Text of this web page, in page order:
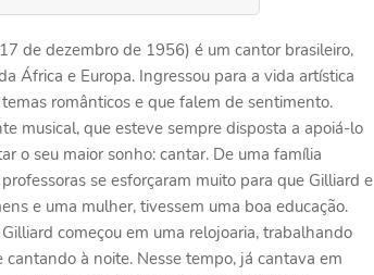
de dezembro de 1956) é um cantor brasileiro,
África e Europa. Ingressou para a vida artística
românticos e que falem de sentimento.
musical, que esteve sempre disposta a apoiá-lo
o seu maior sonho: cantar. De uma família
se esforçaram muito para que Gilliard e
e uma mulher, tivessem uma boa educação.
começou em uma relojoaria, trabalhando
à noite. Nesse tempo, já cantava em